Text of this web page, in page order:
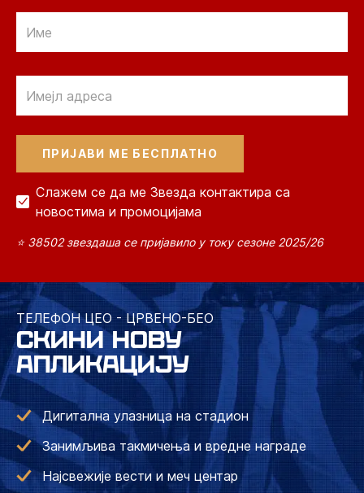
Слажем се да ме Звезда контактира са
новостима и промоцијама
⭐ 38502 звездаша се пријавило у току сезоне 2025/26
ТЕЛЕФОН ЦЕО - ЦРВЕНО-БЕО
СКИНИ НОВУ
АПЛИКАЦИЈУ
Дигитална улазница на стадион
Занимљива такмичења и вредне награде
Најсвежије вести и меч центар